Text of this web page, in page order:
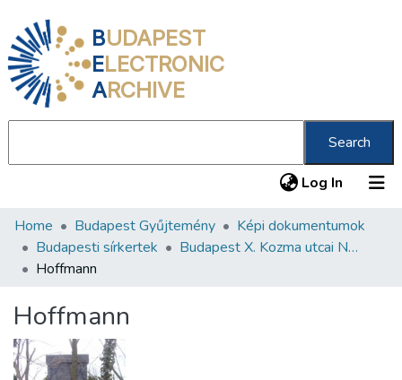
BUDAPEST
ELECTRONIC
ARCHIVE
Search
Log In (current)
Communities & Collections
All of DSpace
About us
Home Budapest Gyűjtemény
Képi dokumentumok
Budapesti sírkertek
Budapest X. Kozma utcai Neológ Zsidó Temető
Hoffmann
Hoffmann